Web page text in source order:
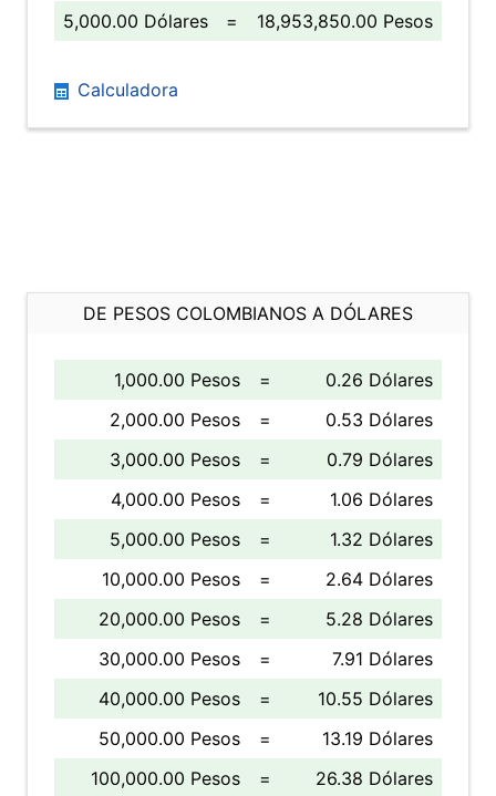
5,000.00 Dólares
= 18,953,850.00 Pesos
Calculadora
DE PESOS COLOMBIANOS A DÓLARES
1,000.00 Pesos =
0.26 Dólares
2,000.00 Pesos
=
0.53 Dólares
3,000.00 Pesos
=
0.79 Dólares
4,000.00 Pesos
=
1.06 Dólares
5,000.00 Pesos
=
1.32 Dólares
10,000.00 Pesos
=
2.64 Dólares
20,000.00 Pesos
=
5.28 Dólares
30,000.00 Pesos
=
7.91 Dólares
40,000.00 Pesos
=
10.55 Dólares
50,000.00 Pesos
=
13.19 Dólares
100,000.00 Pesos
= 26.38 Dólares